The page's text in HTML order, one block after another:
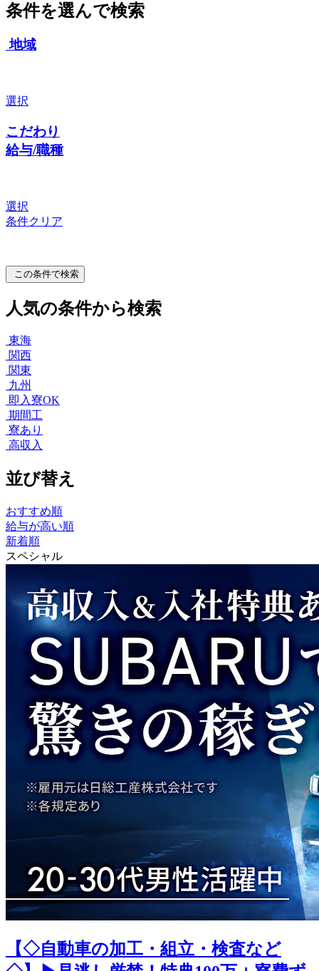
条件を選んで検索
地域
選択
こだわり
給与/職種
選択
条件クリア
この条件で検索
人気の条件から検索
東海
関西
関東
九州
即入寮OK
期間工
寮あり
高収入
並び替え
おすすめ順
給与が高い順
新着順
スペシャル
【◇自動車の加工・組立・検査など